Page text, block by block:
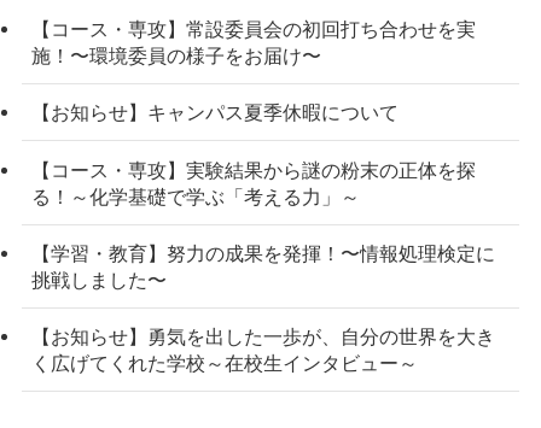
【コース・専攻】常設委員会の初回打ち合わせを実
施！〜環境委員の様子をお届け〜
【お知らせ】キャンパス夏季休暇について
【コース・専攻】実験結果から謎の粉末の正体を探
る！～化学基礎で学ぶ「考える力」～
【学習・教育】努力の成果を発揮！〜情報処理検定に
挑戦しました〜
【お知らせ】勇気を出した一歩が、自分の世界を大き
く広げてくれた学校～在校生インタビュー～